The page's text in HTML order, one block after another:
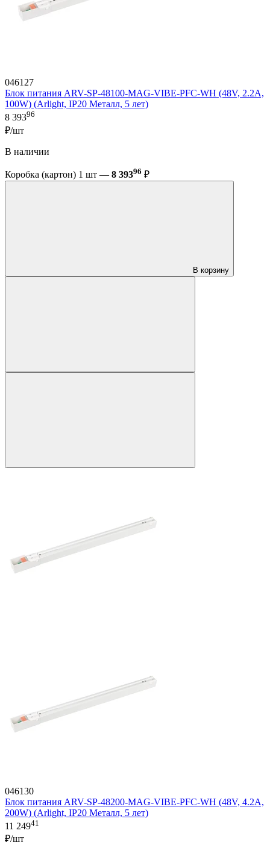
046127
Блок питания ARV-SP-48100-MAG-VIBE-PFC-WH (48V, 2.2A,
100W) (Arlight, IP20 Металл, 5 лет)
8 39396
₽/шт
В наличии
Коробка (картон) 1 шт — 8 39396 ₽
В корзину
046130
Блок питания ARV-SP-48200-MAG-VIBE-PFC-WH (48V, 4.2A,
200W) (Arlight, IP20 Металл, 5 лет)
11 24941
₽/шт